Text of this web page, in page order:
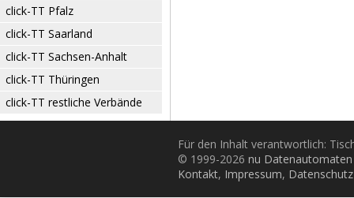
click-TT Pfalz
click-TT Saarland
click-TT Sachsen-Anhalt
click-TT Thüringen
click-TT restliche Verbände
Für den Inhalt verantwortlich:
© 1999-2026 nu
Kontakt, Impressum, Datenschutz